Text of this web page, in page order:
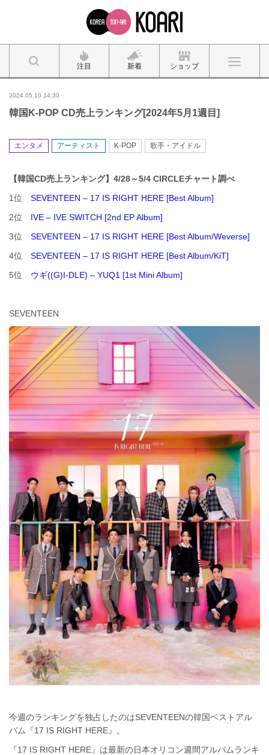
注目 新着 ショップ
2024.05.10 14:30
韓国K-POP CD売上ランキング[2024年5月1週目]
エンタメ アーティスト K-POP 歌手・アイドル
【韓国CD売上ランキング】4/28～5/4 CIRCLEチャート調べ
1位 SEVENTEEN – 17 IS RIGHT HERE [Best Album]
2位 IVE – IVE SWITCH [2nd EP Album]
3位 SEVENTEEN – 17 IS RIGHT HERE [Best Album/Weverse]
4位 SEVENTEEN – 17 IS RIGHT HERE [Best Album/KiT]
5位 ウギ((G)I-DLE) – YUQ1 [1st Mini Album]
SEVENTEEN
今週のランキングを独占したのはSEVENTEENの韓国ベストアル
バム『17 IS RIGHT HERE』。
『17 IS RIGHT HERE』は最新の日本オリコン週間アルバムランキ